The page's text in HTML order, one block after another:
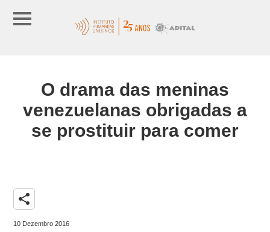
O drama das meninas
venezuelanas obrigadas a
se prostituir para comer
share
10 Dezembro 2016